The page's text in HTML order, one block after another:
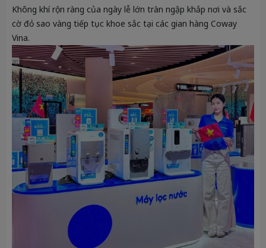
Không khí rộn ràng của ngày lễ lớn tràn ngập khắp nơi và sắc
cờ đỏ sao vàng tiếp tục khoe sắc tại các gian hàng Coway
Vina.